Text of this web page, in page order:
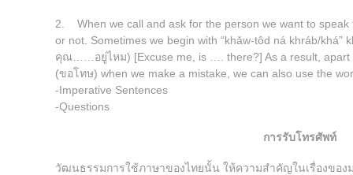
2. When we call and ask for the person we want to speak
or not. Sometimes we begin with “khǎw-tôd ná khráb/
คุณ……อยู่ไหม) [Excuse me, is …. there?] As a result, apart
(ขอโทษ) when we make a mistake, we can also use the
-Imperative Sentences
-Questions
การรับโทรศัพท์
วัฒนธรรมการใช้ภาษาของไทยนั้น ให้ความสําคัญในเรื่องขอ